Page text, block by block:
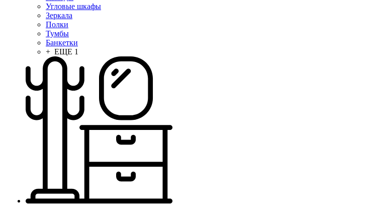
Угловые шкафы
Зеркала
Полки
Тумбы
Банкетки
+ ЕЩЕ 1